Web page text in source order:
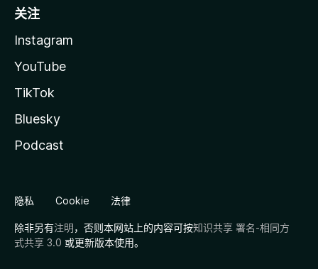
关注
Instagram
YouTube
TikTok
Bluesky
Podcast
隐私 Cookie 法律
除非另有注明，否则本网站上的内容可按知识共享 署名-相同方
式共享 3.0 或更新版本使用。